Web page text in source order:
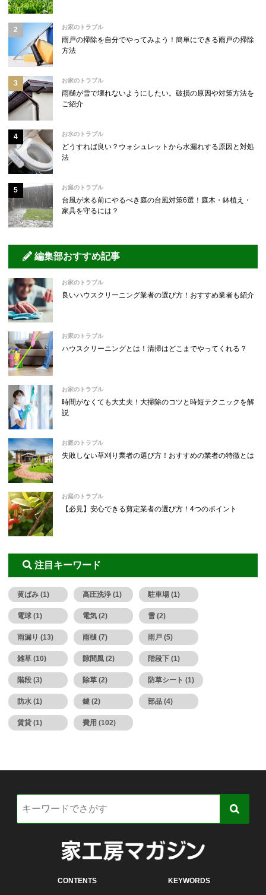
お家のトラブル
雨戸の掃除を自分でやってみよう！簡単にできる雨戸の掃除
方法
お家のトラブル
雨樋が雪で壊れないようにしたい。破損の原因や対策方法を
ご紹介
お水のトラブル
どうすれば良い？ウォシュレットから水漏れする原因と対処
法
お庭のトラブル
台風が来る前にやるべき庭の台風対策6選！庭木・鉢植え・
家具を守るには？
編集部おすすめ記事
お家のトラブル
良いハウスクリーニング業者の選び方！おすすめ業者も紹介
お家のトラブル
ハウスクリーニングとは！清掃はどこまでやってくれる？
お家のトラブル
時間がなくても大丈夫！大掃除のコツと時短テクニックを解
説
お庭のトラブル
失敗しない草刈り業者の選び方！おすすめの業者の特徴とは
お庭のトラブル
【必見】安心できる剪定業者の選び方！4つのポイント
注目キーワード
黄ばみ (1) 高圧洗浄 (1) 駐車場 (1)
電球 (1) 電気 (2) 雪 (2)
雨漏り (13) 雨樋 (7) 雨戸 (5)
雑草 (10) 隙間風 (2) 階段下 (1)
階段 (3) 除草 (2) 防草シート (1)
防水 (1) 鍵 (2) 部品 (4)
賃貸 (1) 費用 (102)
CONTENTS KEYWORDS